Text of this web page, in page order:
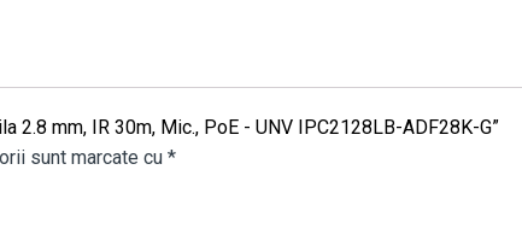
2.8 mm, IR 30m, Mic., PoE - UNV IPC2128LB-ADF28K-G”
sunt marcate cu *